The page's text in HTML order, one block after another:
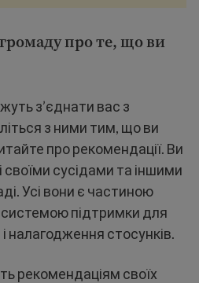
про те, що ви
з’єднати вас з
з ними тим, що ви
про рекомендації. Ви
сусідами та іншими
Усі вони є частиною
системою підтримки для
налагодження стосунків.
рекомендаціям своїх